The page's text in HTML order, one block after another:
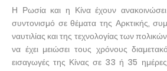
Η Ρωσία και η Κίνα έχουν ανακοινώσει
συντονισμό σε θέματα της Αρκτικής,
ναυτιλίας και της τεχνολογίας των
να έχει μειώσει τους χρόνους
εισαγωγές της Κίνας σε 33 ή 35